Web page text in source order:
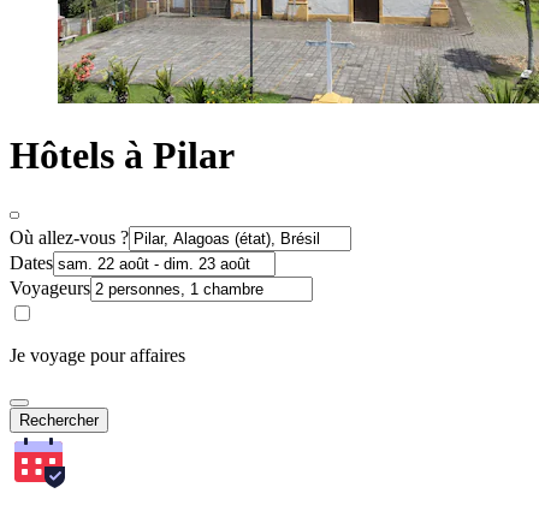
Hôtels à Pilar
Où allez-vous ?
Dates
Voyageurs
Je voyage pour affaires
Rechercher